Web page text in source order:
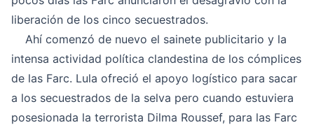
liberación de los cinco secuestrados.
Ahí comenzó de nuevo el sainete publicitario y la
intensa actividad política clandestina de los cómplices
de las Farc. Lula ofreció el apoyo logístico para sacar
a los secuestrados de la selva pero cuando estuviera
posesionada la terrorista Dilma Roussef, para las Farc